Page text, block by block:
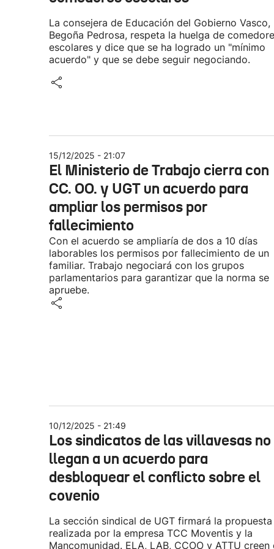
La consejera de Educación del Gobierno Vasco,
Begoña Pedrosa, respeta la huelga de
escolares y dice que se ha logrado un "mínimo
acuerdo" y que se debe seguir negociando.
15/12/2025 - 21:07
El Ministerio de Trabajo cierra con
CC. OO. y UGT un acuerdo para
ampliar los permisos por
fallecimiento
Con el acuerdo se ampliaría de dos a 10 días
laborables los permisos por fallecimiento de un
familiar. Trabajo negociará con los grupos
parlamentarios para garantizar que la norma se
apruebe.
10/12/2025 - 21:49
Los sindicatos de las villavesas no
llegan a un acuerdo para
desbloquear el conflicto sobre el
covenio
La sección sindical de UGT firmará la propuesta
realizada por la empresa TCC Moventis y la
Mancomunidad. ELA, LAB, CCOO y ATTU creen